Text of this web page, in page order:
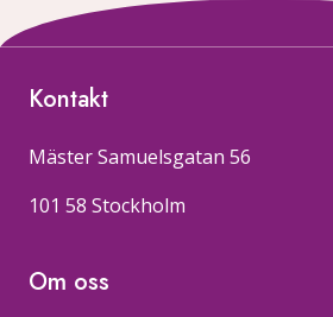
Kontakt
Mäster Samuelsgatan 56
101 58 Stockholm
Om oss